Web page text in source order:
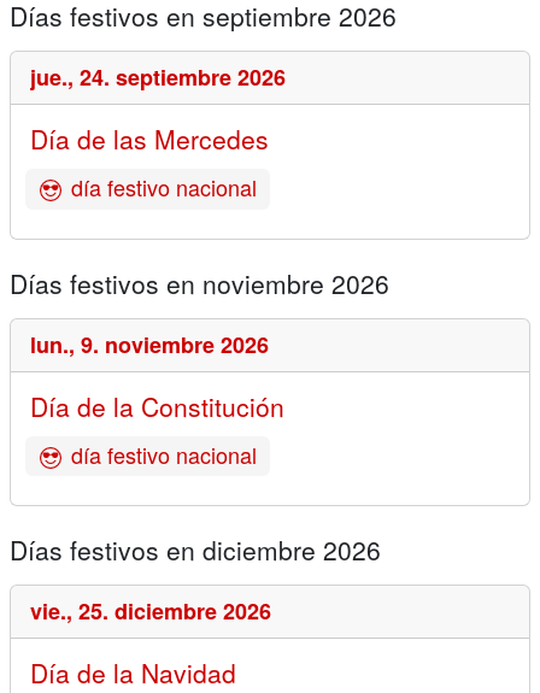
Días festivos en septiembre 2026
jue., 24. septiembre 2026
Día de las Mercedes
día festivo nacional
Días festivos en noviembre 2026
lun., 9. noviembre 2026
Día de la Constitución
día festivo nacional
Días festivos en diciembre 2026
vie., 25. diciembre 2026
Día de la Navidad